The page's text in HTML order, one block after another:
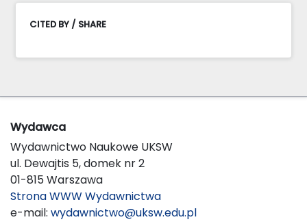
CITED BY / SHARE
Wydawca
Wydawnictwo Naukowe UKSW
ul. Dewajtis 5, domek nr 2
01-815 Warszawa
Strona WWW Wydawnictwa
e-mail: wydawnictwo@uksw.edu.pl